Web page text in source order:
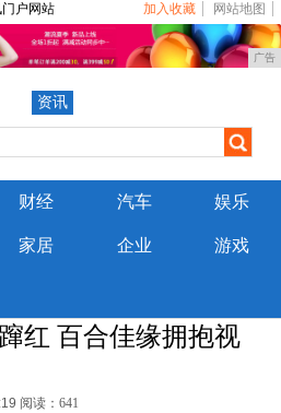
户网站 加入收藏 网站地图
广告
资讯
财经 汽车 娱乐
家居 企业 游戏
红 百合佳缘拥抱视
阅读：641